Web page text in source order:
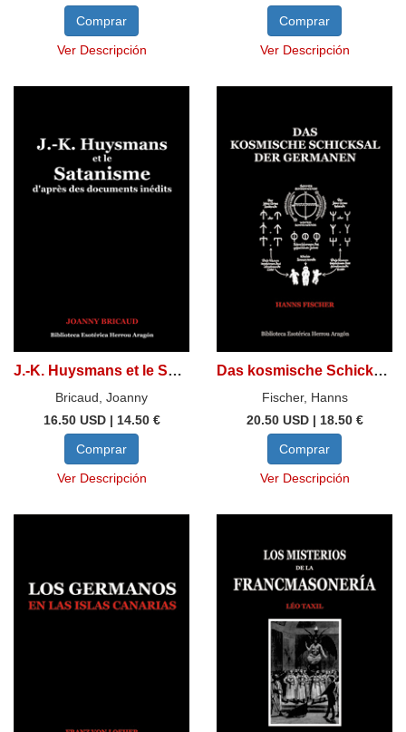
Comprar
Ver Descripción
Comprar
Ver Descripción
J.-K. Huysmans et le Satanisme d'après des documents inédits
Bricaud, Joanny
16.50 USD | 14.50 €
Comprar
Ver Descripción
Das kosmische Schicksal der Germanen
Fischer, Hanns
20.50 USD | 18.50 €
Comprar
Ver Descripción